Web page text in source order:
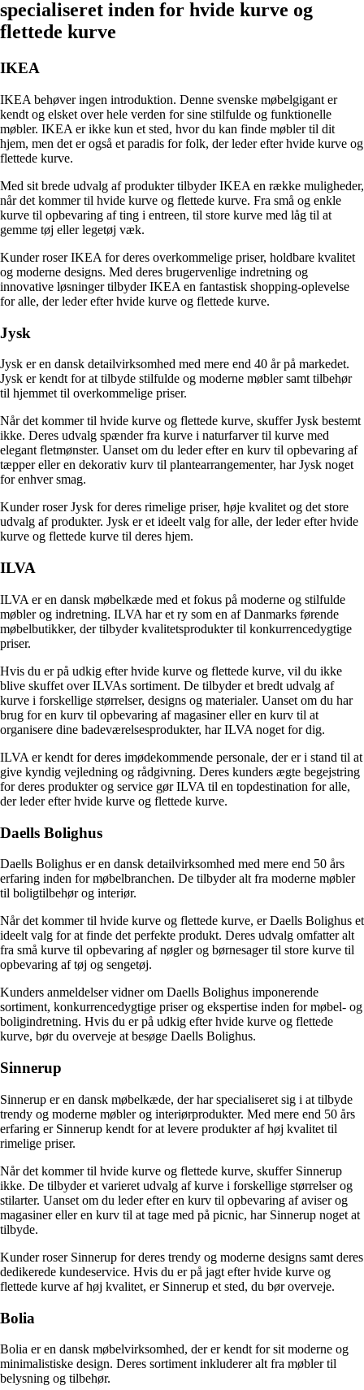
specialiseret inden for hvide kurve og
flettede kurve
IKEA
IKEA behøver ingen introduktion. Denne svenske møbelgigant er
kendt og elsket over hele verden for sine stilfulde og funktionelle
møbler. IKEA er ikke kun et sted, hvor du kan finde møbler til dit
hjem, men det er også et paradis for folk, der leder efter hvide kurve og
flettede kurve.
Med sit brede udvalg af produkter tilbyder IKEA en række muligheder,
når det kommer til hvide kurve og flettede kurve. Fra små og enkle
kurve til opbevaring af ting i entreen, til store kurve med låg til at
gemme tøj eller legetøj væk.
Kunder roser IKEA for deres overkommelige priser, holdbare kvalitet
og moderne designs. Med deres brugervenlige indretning og
innovative løsninger tilbyder IKEA en fantastisk shopping-oplevelse
for alle, der leder efter hvide kurve og flettede kurve.
Jysk
Jysk er en dansk detailvirksomhed med mere end 40 år på markedet.
Jysk er kendt for at tilbyde stilfulde og moderne møbler samt tilbehør
til hjemmet til overkommelige priser.
Når det kommer til hvide kurve og flettede kurve, skuffer Jysk bestemt
ikke. Deres udvalg spænder fra kurve i naturfarver til kurve med
elegant fletmønster. Uanset om du leder efter en kurv til opbevaring af
tæpper eller en dekorativ kurv til plantearrangementer, har Jysk noget
for enhver smag.
Kunder roser Jysk for deres rimelige priser, høje kvalitet og det store
udvalg af produkter. Jysk er et ideelt valg for alle, der leder efter hvide
kurve og flettede kurve til deres hjem.
ILVA
ILVA er en dansk møbelkæde med et fokus på moderne og stilfulde
møbler og indretning. ILVA har et ry som en af Danmarks førende
møbelbutikker, der tilbyder kvalitetsprodukter til konkurrencedygtige
priser.
Hvis du er på udkig efter hvide kurve og flettede kurve, vil du ikke
blive skuffet over ILVAs sortiment. De tilbyder et bredt udvalg af
kurve i forskellige størrelser, designs og materialer. Uanset om du har
brug for en kurv til opbevaring af magasiner eller en kurv til at
organisere dine badeværelsesprodukter, har ILVA noget for dig.
ILVA er kendt for deres imødekommende personale, der er i stand til at
give kyndig vejledning og rådgivning. Deres kunders ægte begejstring
for deres produkter og service gør ILVA til en topdestination for alle,
der leder efter hvide kurve og flettede kurve.
Daells Bolighus
Daells Bolighus er en dansk detailvirksomhed med mere end 50 års
erfaring inden for møbelbranchen. De tilbyder alt fra moderne møbler
til boligtilbehør og interiør.
Når det kommer til hvide kurve og flettede kurve, er Daells Bolighus et
ideelt valg for at finde det perfekte produkt. Deres udvalg omfatter alt
fra små kurve til opbevaring af nøgler og børnesager til store kurve til
opbevaring af tøj og sengetøj.
Kunders anmeldelser vidner om Daells Bolighus imponerende
sortiment, konkurrencedygtige priser og ekspertise inden for møbel- og
boligindretning. Hvis du er på udkig efter hvide kurve og flettede
kurve, bør du overveje at besøge Daells Bolighus.
Sinnerup
Sinnerup er en dansk møbelkæde, der har specialiseret sig i at tilbyde
trendy og moderne møbler og interiørprodukter. Med mere end 50 års
erfaring er Sinnerup kendt for at levere produkter af høj kvalitet til
rimelige priser.
Når det kommer til hvide kurve og flettede kurve, skuffer Sinnerup
ikke. De tilbyder et varieret udvalg af kurve i forskellige størrelser og
stilarter. Uanset om du leder efter en kurv til opbevaring af aviser og
magasiner eller en kurv til at tage med på picnic, har Sinnerup noget at
tilbyde.
Kunder roser Sinnerup for deres trendy og moderne designs samt deres
dedikerede kundeservice. Hvis du er på jagt efter hvide kurve og
flettede kurve af høj kvalitet, er Sinnerup et sted, du bør overveje.
Bolia
Bolia er en dansk møbelvirksomhed, der er kendt for sit moderne og
minimalistiske design. Deres sortiment inkluderer alt fra møbler til
belysning og tilbehør.